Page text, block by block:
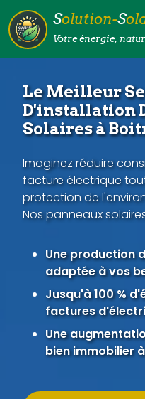
Solution-S
Votre énergie,
Le Meilleur
D'installation
Solaires à
Imaginez réduire
facture électrique
protection de
Nos panneaux
Une production
adaptée à vos
Jusqu'à 100 %
factures
Une
bien immobilier